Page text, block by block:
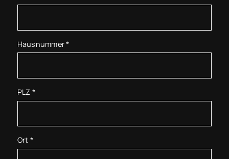
Hausnummer*
PLZ *
Ort *